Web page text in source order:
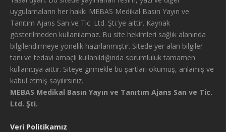
uygulamaların her hakkı MEBAS Medikal Basın Yayın ve
Tanıtım Ajans San ve Tic. Ltd. Şti.’ye aittir. Kaynak
gösterilmeden kullanılamaz. Bu site hekimleri sağlık alanında
bilgilendirmeye yönelik hazırlanmıştır. Sitede yer alan bilgiler
tanı ve tedavi amaçlı kullanıldığında sorumluluk tamamen
kullanıcıya aittir. Siteye girmekle bu şartları okumuş, anlamış ve
kabul etmiş sayılırsınız.
MEBAS Medikal Basın Yayın ve Tanıtım Ajans San ve Tic.
Ltd. Şti.
Veri Politikamız